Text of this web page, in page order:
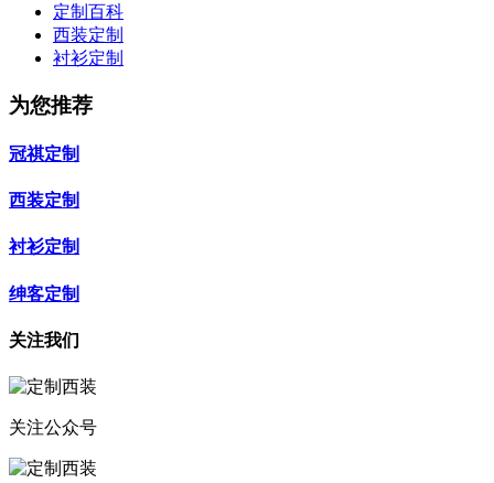
定制百科
西装定制
衬衫定制
为您推荐
冠祺定制
西装定制
衬衫定制
绅客定制
关注我们
关注公众号